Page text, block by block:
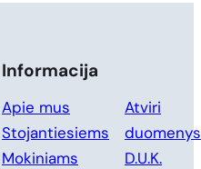
Informacija
Apie mus
Stojantiesiems
Mokiniams
Atviri
duomenys
D.U.K.